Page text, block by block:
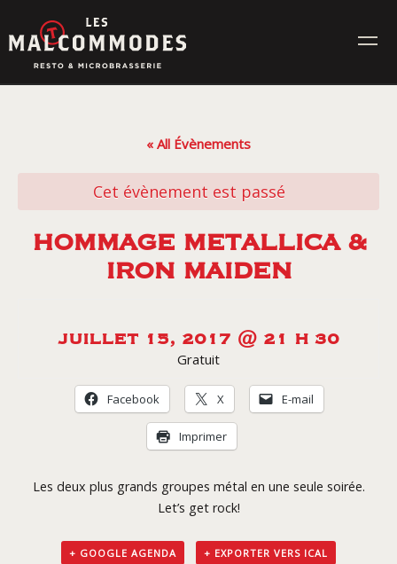
to
content
CONTACT
Commande en ligne
Livraison
« All Évènements
Cet évènement est passé
HOMMAGE METALLICA &
IRON MAIDEN
JUILLET 15, 2017 @ 21 H 30
Gratuit
Facebook X E-mail
Imprimer
Les deux plus grands groupes métal en une seule soirée.
Let’s get rock!
+ GOOGLE AGENDA + EXPORTER VERS ICAL